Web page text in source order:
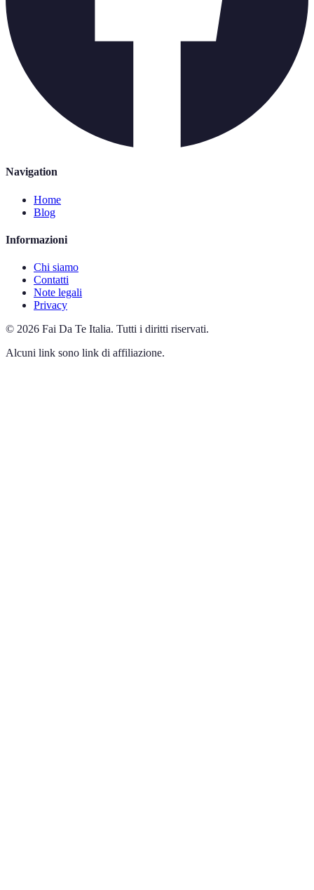
Navigation
Home
Blog
Informazioni
Chi siamo
Contatti
Note legali
Privacy
© 2026 Fai Da Te Italia. Tutti i diritti riservati.
Alcuni link sono link di affiliazione.